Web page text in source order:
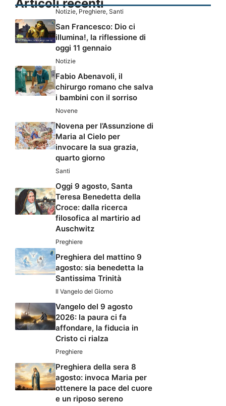
Articoli recenti
Notizie, Preghiere, Santi
San Francesco: Dio ci
illumina!, la riflessione di
oggi 11 gennaio
Notizie
Fabio Abenavoli, il
chirurgo romano che salva
i bambini con il sorriso
Novene
Novena per l’Assunzione di
Maria al Cielo per
invocare la sua grazia,
quarto giorno
Santi
Oggi 9 agosto, Santa
Teresa Benedetta della
Croce: dalla ricerca
filosofica al martirio ad
Auschwitz
Preghiere
Preghiera del mattino 9
agosto: sia benedetta la
Santissima Trinità
Il Vangelo del Giorno
Vangelo del 9 agosto
2026: la paura ci fa
affondare, la fiducia in
Cristo ci rialza
Preghiere
Preghiera della sera 8
agosto: invoca Maria per
ottenere la pace del cuore
e un riposo sereno